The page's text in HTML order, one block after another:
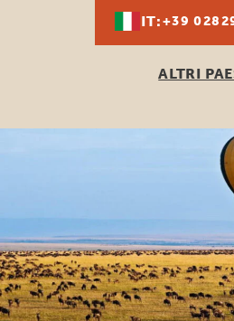
IT:+39
ALTRI